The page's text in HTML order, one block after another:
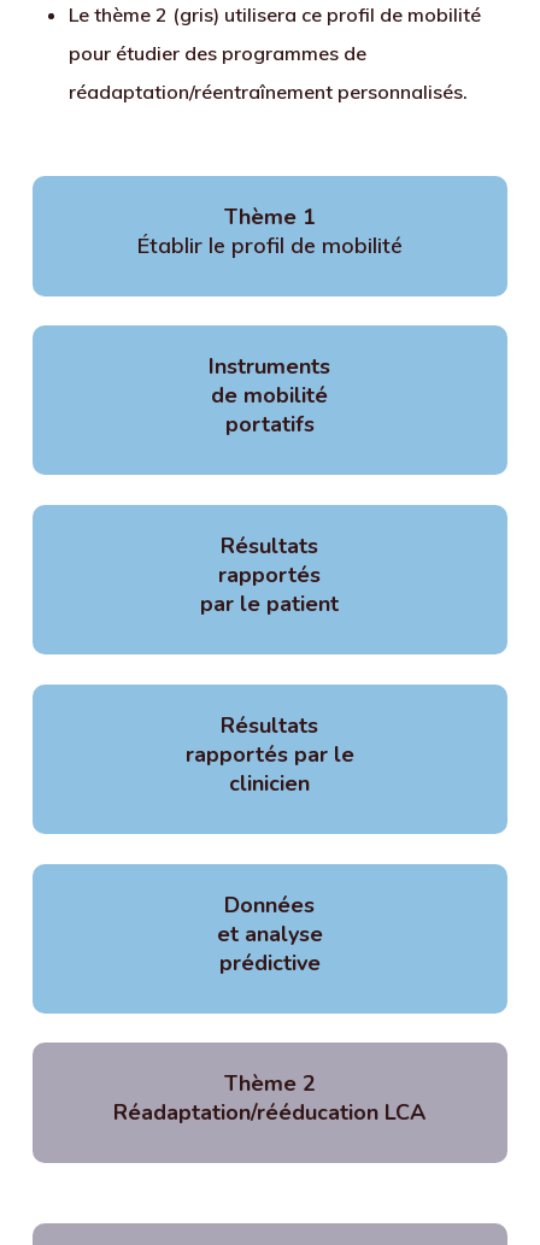
Le thème 2 (gris) utilisera ce profil de mobilité
pour étudier des programmes de
réadaptation/réentraînement personnalisés.
Thème 1
Établir le profil de mobilité
Instruments
de mobilité
portatifs
Résultats
rapportés
par le patient
Résultats
rapportés par le
clinicien
Données
et analyse
prédictive
Thème 2
Réadaptation/rééducation LCA